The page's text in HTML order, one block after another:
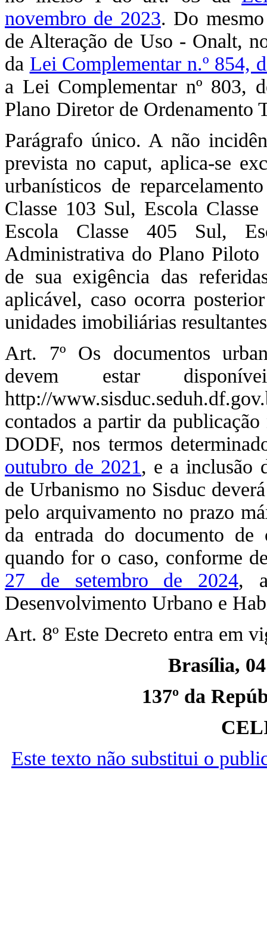
novembro de 2023. Do
de Alteração de Uso - Onalt,
da Lei Complementar n.º 854,
a Lei Complementar nº 803,
Plano Diretor de
Parágrafo único. A não
prevista no caput, aplica-se
urbanísticos de
Classe 103 Sul, Escola
Escola Classe 405 Sul,
Administrativa do Plano
de sua exigência das
aplicável, caso ocorra
unidades imobiliárias
Art. 7º Os documentos
devem estar
http://
contados a partir da
DODF, nos termos
outubro de 2021, e a inclusão
de Urbanismo no Sisduc
pelo arquivamento no prazo
da entrada do documento
quando for o caso, conforme
27 de setembro de 2024,
Desenvolvimento Urbano e
Art. 8º Este Decreto entra em
Brasília,
137º da
Este texto não substitui o